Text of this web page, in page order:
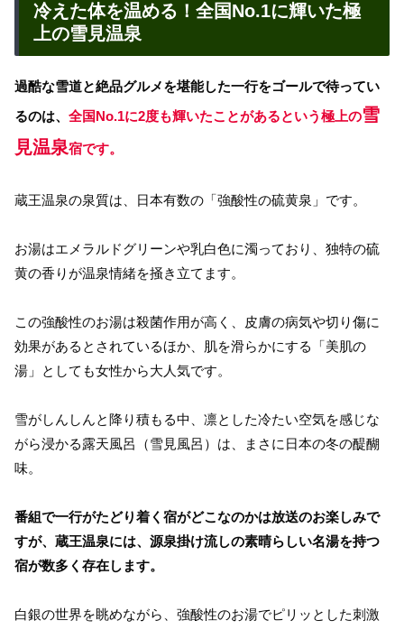
冷えた体を温める！全国No.1に輝いた極
上の雪見温泉
過酷な雪道と絶品グルメを堪能した一行をゴールで待ってい
るのは、 全国No.1に2度も輝いたことがあるという極上の雪
見温泉宿です。
蔵王温泉の泉質は、日本有数の「強酸性の硫黄泉」です。
お湯はエメラルドグリーンや乳白色に濁っており、独特の硫
黄の香りが温泉情緒を掻き立てます。
この強酸性のお湯は殺菌作用が高く、皮膚の病気や切り傷に
効果があるとされているほか、肌を滑らかにする「美肌の
湯」としても女性から大人気です。
雪がしんしんと降り積もる中、凛とした冷たい空気を感じな
がら浸かる露天風呂（雪見風呂）は、まさに日本の冬の醍醐
味。
番組で一行がたどり着く宿がどこなのかは放送のお楽しみで
すが、蔵王温泉には、源泉掛け流しの素晴らしい名湯を持つ
宿が数多く存在します。
白銀の世界を眺めながら、強酸性のお湯でピリッとした刺激